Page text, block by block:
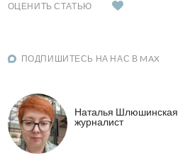
ОЦЕНИТЬ СТАТЬЮ
ПОДПИШИТЕСЬ НА НАС В MAX
Наталья Шлюшинская
журналист